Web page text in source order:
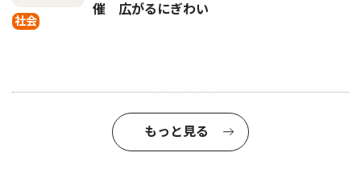
社会
催 広がるにぎわい
もっと見る